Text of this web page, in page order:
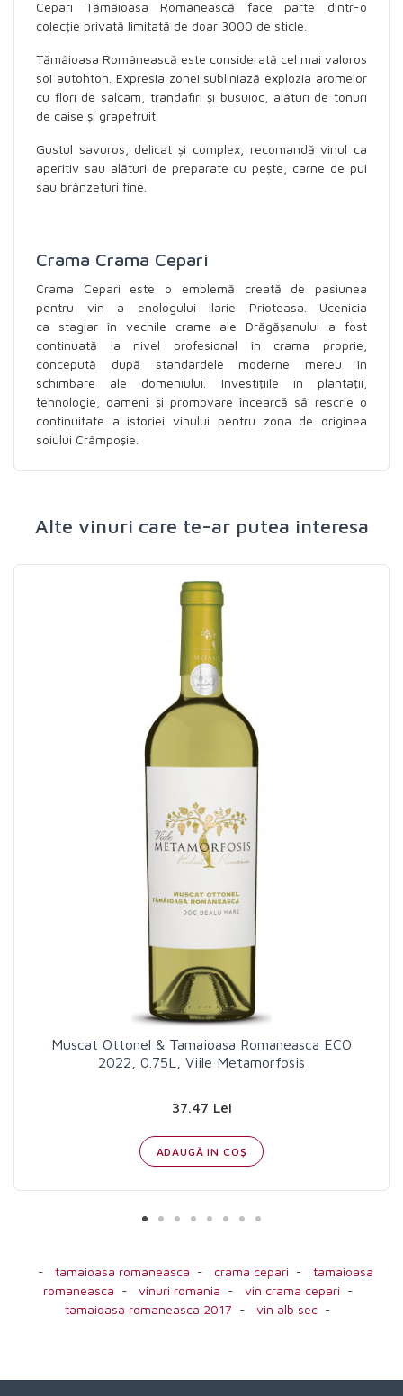
Cepari Tămâioasa Românească face parte dintr-o
colecție privată limitată de doar 3000 de sticle.
Tămâioasa Românească este considerată cel mai valoros
soi autohton. Expresia zonei subliniază explozia aromelor
cu flori de salcâm, trandafiri și busuioc, alături de tonuri
de caise și grapefruit.
Gustul savuros, delicat și complex, recomandă vinul ca
aperitiv sau alături de preparate cu pește, carne de pui
sau brânzeturi fine.
Crama Crama Cepari
Crama Cepari este o emblemă creată de pasiunea
pentru vin a enologului Ilarie Prioteasa. Ucenicia
ca stagiar în vechile crame ale Drăgăşanului a fost
continuată la nivel profesional în crama proprie,
concepută după standardele moderne mereu în
schimbare ale domeniului. Investiţiile în plantaţii,
tehnologie, oameni şi promovare încearcă să rescrie o
continuitate a istoriei vinului pentru zona de originea
soiului Crâmpoşie.
Alte vinuri care te-ar putea interesa
Muscat Ottonel & Tamaioasa Romaneasca ECO
2022, 0.75L, Viile Metamorfosis
37.47 Lei
ADAUGĂ IN COŞ
- tamaioasa romaneasca - crama cepari - tamaioasa
romaneasca - vinuri romania - vin crama cepari -
tamaioasa romaneasca 2017 - vin alb sec -